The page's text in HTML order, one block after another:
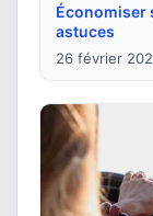
Économiser
astuces
26 février